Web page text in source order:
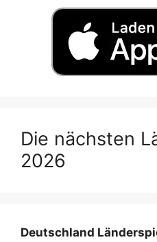
Die nächsten
2026
Deutschland